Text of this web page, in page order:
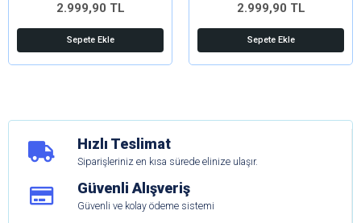
2.999,90 TL
Sepete Ekle
2.999,90 TL
Sepete Ekle
Hızlı Teslimat
Siparişleriniz en kısa sürede elinize ulaşır.
Güvenli Alışveriş
Güvenli ve kolay ödeme sistemi